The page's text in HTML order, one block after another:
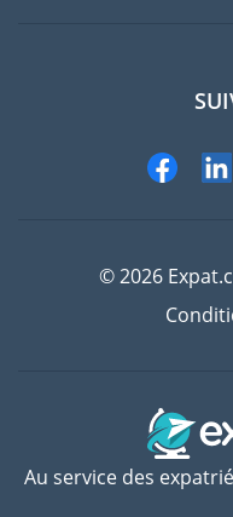
© 2026
Au service des